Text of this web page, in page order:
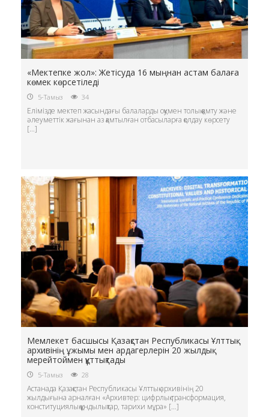
«Мектепке жол»: Жетісуда 16 мыңнан астам балаға
көмек көрсетіледі
5-Тамыз 34
Елімізде мектеп жасындағы балаларды оқумен толық қамту және
әлеуметтік жағынан аз қамтылған отбасыларға қолдау көрсету
[…]
Мемлекет басшысы Қазақстан Республикасы Ұлттық
архивінің ұжымы мен ардагерлерін 20 жылдық
мерейтоймен құттықтады
5-Тамыз 28
Астанада Қазақстан Республикасы Ұлттық архивінің 20
жылдығына арналған «Архивтер: цифрлық трансформация,
конституциялық құндылықтар, тарихи мұра» […]